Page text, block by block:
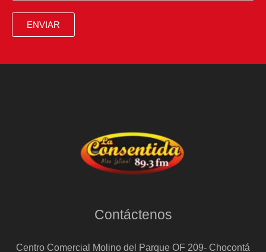
ENVIAR
Contáctenos
Centro Comercial Molino del Parque OF 209- Chocontá